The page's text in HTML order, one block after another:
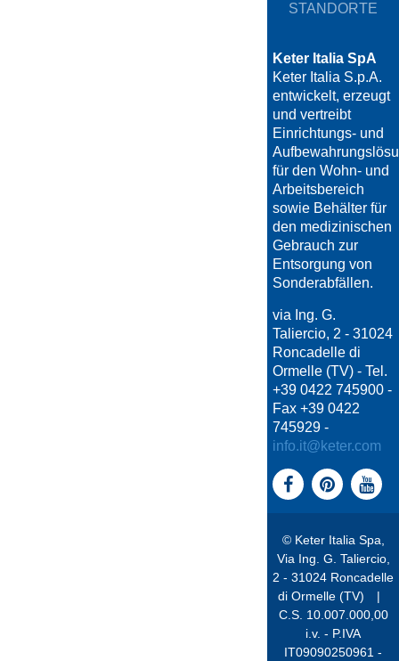
STANDORTE
Keter Italia SpA
Keter Italia S.p.A.
entwickelt, erzeugt
und vertreibt
Einrichtungs- und
für den Wohn- und
Arbeitsbereich
sowie Behälter für
den medizinischen
Gebrauch zur
Entsorgung von
Sonderabfällen.
via Ing. G.
Taliercio, 2 - 31024
Roncadelle di
Ormelle (TV) - Tel.
+39 0422 745900 -
Fax +39 0422
745929 -
info.it@keter.com
© Keter Italia Spa,
Via Ing. G. Taliercio,
2 - 31024 Roncadelle
di Ormelle (TV)
|
C.S. 10.007.000,00
i.v. - P.IVA
IT09090250961 -